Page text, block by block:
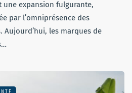
une expansion fulgurante,
par l’omniprésence des
les marques de